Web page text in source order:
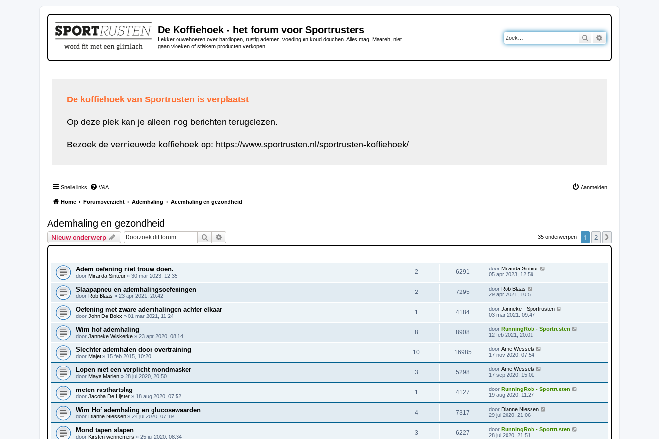
De Koffiehoek - het forum voor Sportrusters
Lekker ouwehoeren over hardlopen, rustig ademen, voeding en koud douchen. Alles mag. Maareh, niet
gaan vloeken of stiekem producten verkopen.
Zoek
De koffiehoek van Sportrusten is verplaatst
Op deze plek kan je alleen nog berichten terugelezen.
Bezoek de vernieuwde koffiehoek op: https://www.sportrusten.nl/sportrusten-koffiehoek/
Snelle links V&A Aanmelden
Home Forumoverzicht Ademhaling Ademhaling en gezondheid
Ademhaling en gezondheid
Nieuw onderwerp Zoek 35 onderwerpen 1 2
Adem oefening niet trouw doen.
door Miranda Sinteur » 30 mar 2023, 12:35
2 6291 door Miranda Sinteur
05 apr 2023, 12:59
Slaapapneu en ademhalingsoefeningen
door Rob Blaas » 23 apr 2021, 20:42
2 7295 door Rob Blaas
29 apr 2021, 10:51
Oefening met zware ademhalingen achter elkaar
door John De Bokx » 01 mar 2021, 11:24
1 4184 door Janneke - Sportrusten
03 mar 2021, 09:47
Wim hof ademhaling
door Janneke Wiskerke » 23 apr 2020, 08:14
8 8908 door RunningRob - Sportrusten
12 feb 2021, 20:01
Slechter ademhalen door overtraining
door Majet » 15 feb 2015, 10:20
10 16985 door Arne Wessels
17 nov 2020, 07:54
Lopen met een verplicht mondmasker
door Maya Marien » 28 jul 2020, 20:50
3 5298 door Arne Wessels
17 sep 2020, 15:01
meten rusthartslag
door Jacoba De Lijster » 18 aug 2020, 07:52
1 4127 door RunningRob - Sportrusten
19 aug 2020, 11:27
Wim Hof ademhaling en glucosewaarden
door Dianne Niessen » 24 jul 2020, 07:19
4 7317 door Dianne Niessen
29 jul 2020, 21:06
Mond tapen slapen
door Kirsten wennemers » 25 jul 2020, 08:34
3 6227 door RunningRob - Sportrusten
28 jul 2020, 21:51